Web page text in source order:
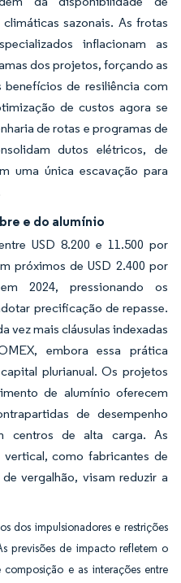
sazonais. As frotas
inflacionam as
dos projetos, forçando as
benefícios de resiliência com
de custos agora se
de rotas e programas de
dutos elétricos, de
uma única escavação para
e do alumínio
USD 8.200 e 11.500 por
próximos de USD 2.400 por
2024, pressionando os
precificação de repasse.
vez mais cláusulas indexadas
embora essa prática
plurianual. Os projetos
de alumínio oferecem
de desempenho
centros de alta carga. As
como fabricantes de
vergalhão, visam reduzir a
dos impulsionadores e restrições
previsões de impacto refletem o
e as interações entre